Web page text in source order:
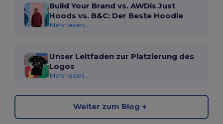
Build Your Brand vs. AWDis Just
Hoods vs. B&C: Der Beste Hoodie
Mehr lesen...
Unser Leitfaden zur Platzierung des
Logos
Mehr lesen...
Weiter zum Blog